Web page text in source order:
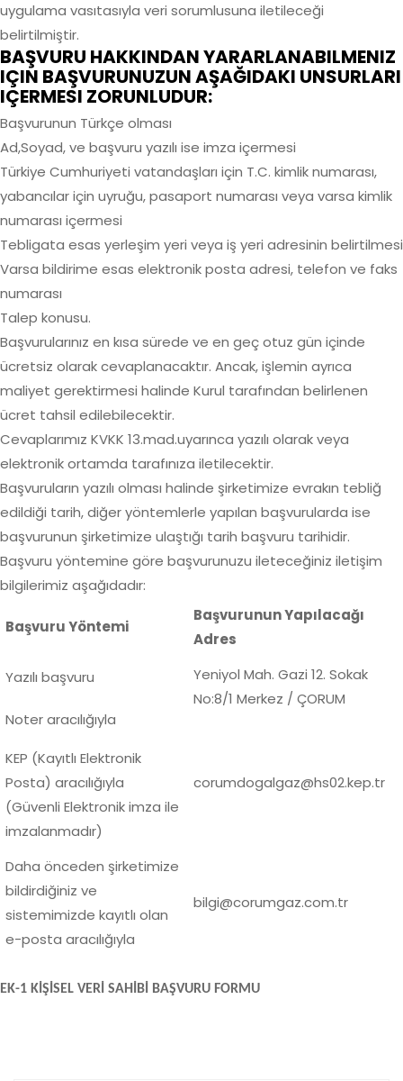
uygulama vasıtasıyla veri sorumlusuna iletileceği
belirtilmiştir.
BAŞVURU HAKKINDAN YARARLANABILMENIZ
IÇIN BAŞVURUNUZUN AŞAĞIDAKI UNSURLARI
IÇERMESI ZORUNLUDUR:
Başvurunun Türkçe olması
Ad,Soyad, ve başvuru yazılı ise imza içermesi
Türkiye Cumhuriyeti vatandaşları için T.C. kimlik numarası,
yabancılar için uyruğu, pasaport numarası veya varsa kimlik
numarası içermesi
Tebligata esas yerleşim yeri veya iş yeri adresinin belirtilmesi
Varsa bildirime esas elektronik posta adresi, telefon ve faks
numarası
Talep konusu.
Başvurularınız en kısa sürede ve en geç otuz gün içinde
ücretsiz olarak cevaplanacaktır. Ancak, işlemin ayrıca
maliyet gerektirmesi halinde Kurul tarafından belirlenen
ücret tahsil edilebilecektir.
Cevaplarımız KVKK 13.mad.uyarınca yazılı olarak veya
elektronik ortamda tarafınıza iletilecektir.
Başvuruların yazılı olması halinde şirketimize evrakın tebliğ
edildiği tarih, diğer yöntemlerle yapılan başvurularda ise
başvurunun şirketimize ulaştığı tarih başvuru tarihidir.
Başvuru yöntemine göre başvurunuzu ileteceğiniz iletişim
bilgilerimiz aşağıdadır:
Başvuru Yöntemi
Başvurunun Yapılacağı
Adres
Yazılı başvuru
Yeniyol Mah. Gazi 12. Sokak
No:8/1 Merkez / ÇORUM
Noter aracılığıyla
KEP (Kayıtlı Elektronik
Posta) aracılığıyla
(Güvenli Elektronik imza ile
imzalanmadır)
corumdogalgaz@hs02.kep.tr
Daha önceden şirketimize
bildirdiğiniz ve
sistemimizde kayıtlı olan
e-posta aracılığıyla
bilgi@corumgaz.com.tr
EK-1 KİŞİSEL VERİ SAHİBİ BAŞVURU FORMU